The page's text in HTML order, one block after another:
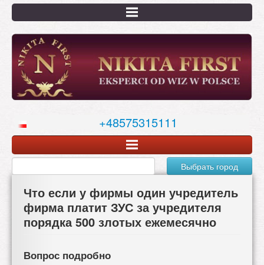
Перейти
основному
содержанию
+48575315111
Выбрать город
Что если у фирмы один учредитель
фирма платит ЗУС за учредителя
порядка 500 злотых ежемесячно
Вопрос подробно